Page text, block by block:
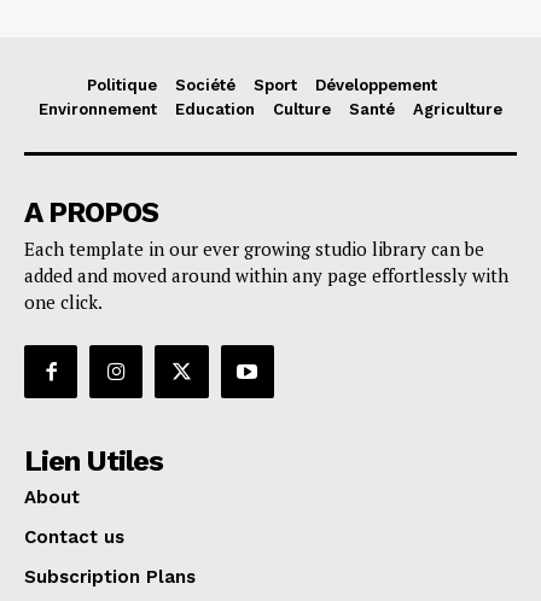
Politique Société Sport
Développement
Environnement
Education Culture Santé Agriculture
A PROPOS
Each template in our ever growing studio library can be
added and moved around within any page effortlessly with
one click.
Lien Utiles
About
Contact us
Subscription Plans